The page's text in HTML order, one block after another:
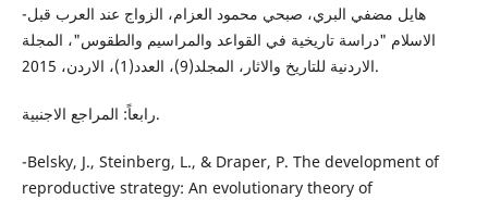
-هايل مضفي البري، صبحي محمود العزام، الزواج عند العرب قبل
الاسلام "دراسة تاريخية في القواعد والمراسيم والطقوس"، المجلة
الاردنية للتاريخ والاثار، المجلد(9)، العدد(1)، الاردن، 2015.
رابعاً: المراجع الاجنبية.
-Belsky, J., Steinberg, L., & Draper, P. The development of
reproductive strategy: An evolutionary theory of